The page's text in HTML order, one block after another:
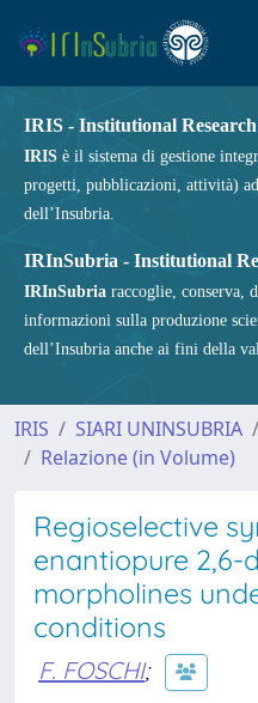
IRIS - Institutional
IRIS è il sistema di gestione
progetti, pubblicazioni, attività)
dell’Insubria.
IRInSubria - Institutional
IRInSubria raccoglie, conserva,
informazioni sulla produzione
dell’Insubria anche ai fini della
IRIS SIARI UNINSUBRIA
Relazione (in Volume)
Regioselective
enantiopure 2,6-
morpholines
conditions
F. FOSCHI;